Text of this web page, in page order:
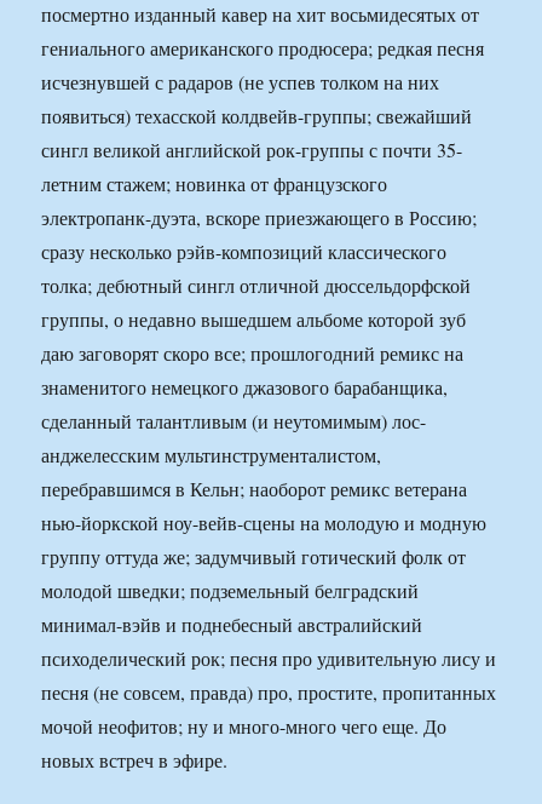
посмертно изданный кавер на хит восьмидесятых от
гениального американского продюсера; редкая песня
исчезнувшей с радаров (не успев толком на них
появиться) техасской колдвейв-группы; свежайший
сингл великой английской рок-группы с почти 35-
летним стажем; новинка от французского
электропанк-дуэта, вскоре приезжающего в Россию;
сразу несколько рэйв-композиций классического
толка; дебютный сингл отличной дюссельдорфской
группы, о недавно вышедшем альбоме которой зуб
даю заговорят скоро все; прошлогодний ремикс на
знаменитого немецкого джазового барабанщика,
сделанный талантливым (и неутомимым) лос-
анджелесским мультинструменталистом,
перебравшимся в Кельн; наоборот ремикс ветерана
нью-йоркской ноу-вейв-сцены на молодую и модную
группу оттуда же; задумчивый готический фолк от
молодой шведки; подземельный белградский
минимал-вэйв и поднебесный австралийский
психоделический рок; песня про удивительную лису и
песня (не совсем, правда) про, простите, пропитанных
мочой неофитов; ну и много-много чего еще. До
новых встреч в эфире.